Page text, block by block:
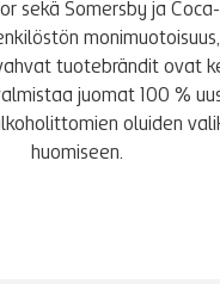
sekä Somersby ja
tuotebrändit ovat
juomat 100 %
oluiden
huomiseen.